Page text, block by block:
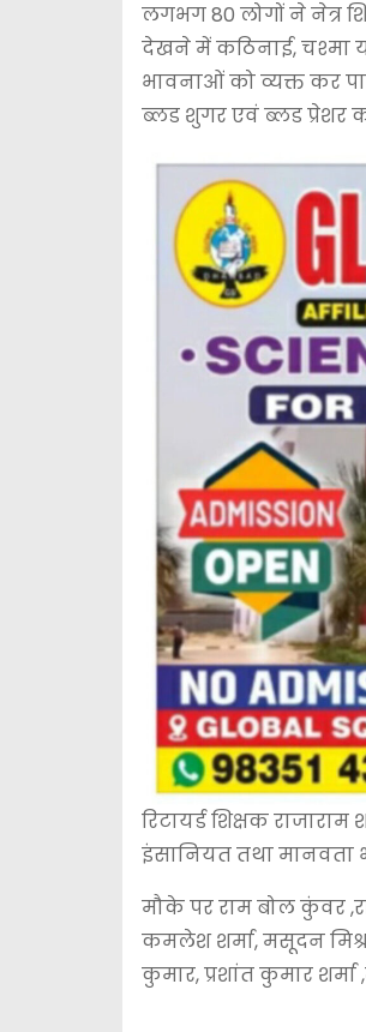
लगभग 80 लोगों ने नेत्र
देखने में कठिनाई, चश्मा
भावनाओं को व्यक्त कर
ब्लड शुगर एवं ब्लड प्रेशर
रिटायर्ड शिक्षक
इंसानियत तथा मानवता
मौके पर राम बोल कुंवर
कमलेश शर्मा, मसूदन
कुमार, प्रशांत कुमार